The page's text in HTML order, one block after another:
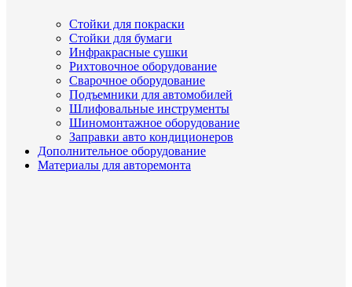
Стойки для покраски
Стойки для бумаги
Инфракрасные сушки
Рихтовочное оборудование
Сварочное оборудование
Подъемники для автомобилей
Шлифовальные инструменты
Шиномонтажное оборудование
Заправки авто кондиционеров
Дополнительное оборудование
Материалы для авторемонта